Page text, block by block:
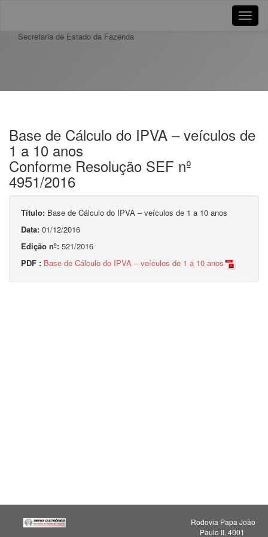
Toggle
Secretaria de Estado da Fazenda
Base de Cálculo do IPVA – veículos de
1 a 10 anos
Conforme Resolução SEF nº
4951/2016
Título: Base de Cálculo do IPVA – veículos de 1 a 10 anos
Data: 01/12/2016
Edição nº: 521/2016
PDF : Base de Cálculo do IPVA – veículos de 1 a 10 anos
Rodovia Papa João
Paulo II, 4001